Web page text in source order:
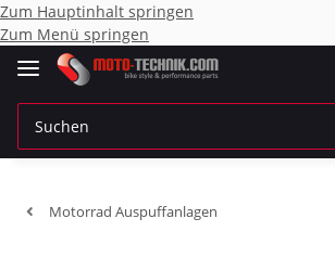
Zum Hauptinhalt springen
Zum Menü springen
Motorrad Auspuffanlagen